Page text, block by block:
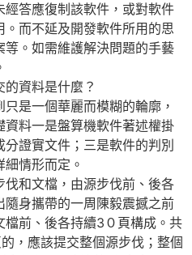
經答應復制該軟件，或對軟件
而不延及開發軟件所用的思
。如需維護解決問題的手藝
資料是什麼？
是一個華麗而模糊的輪廓，
料一是盤算機軟件著述權掛
證實文件；三是軟件的判別
情形而定。
和文檔，由源步伐前、後各
身攜帶的一周陳毅震撼之前
前、後各持續3０頁構成。共
，應該提交整個源步伐；整個